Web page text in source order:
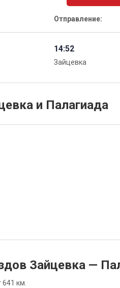
Отправление:
14:52
Зайцевка
и Палагиада
Зайцевка —
641 км.